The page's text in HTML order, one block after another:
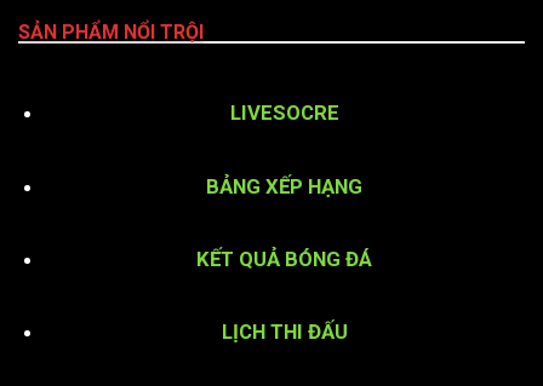
SẢN PHẨM NỔI TRỘI
LIVESOCRE
BẢNG XẾP HẠNG
KẾT QUẢ BÓNG ĐÁ
LỊCH THI ĐẤU